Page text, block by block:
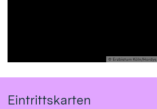
© Erzbistum Köln/Hordys
Eintrittskarten